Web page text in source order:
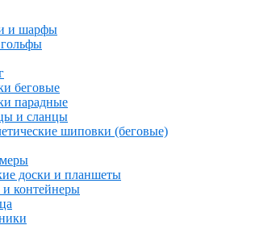
и шарфы
беговые
парадные
и сланцы
шиповки (беговые)
доски и планшеты
контейнеры